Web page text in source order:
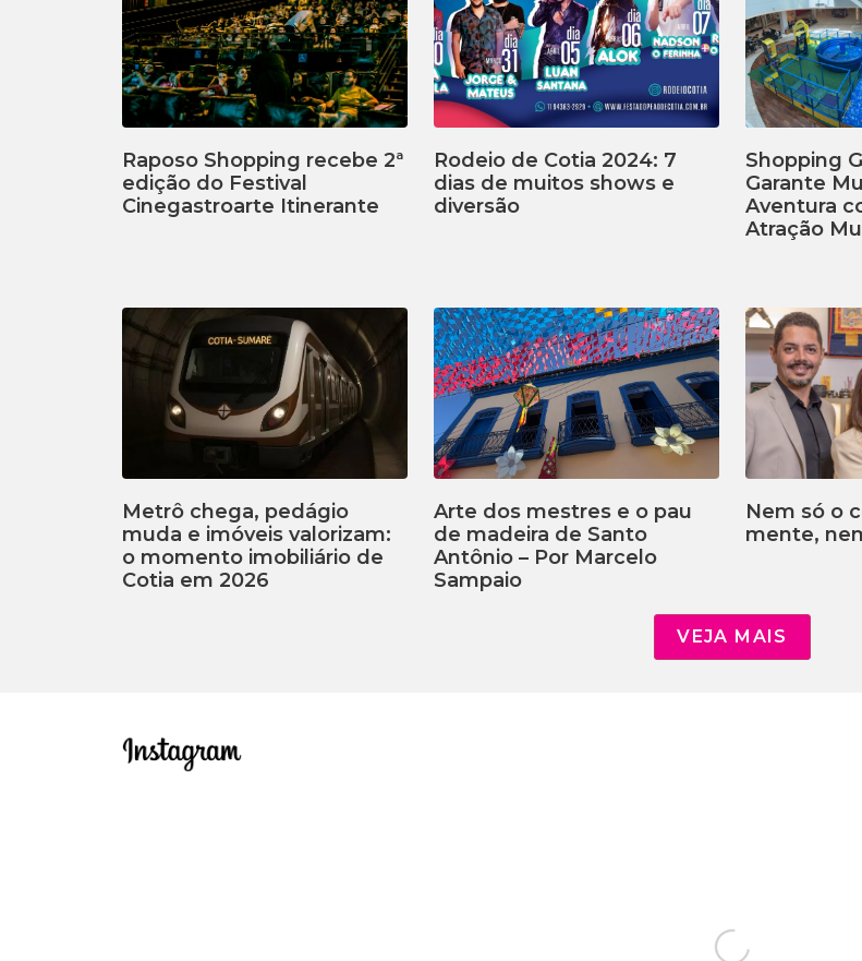
Raposo Shopping recebe 2ª
edição do Festival
Cinegastroarte Itinerante
Rodeio de Cotia 2024: 7
dias de muitos shows e
diversão
Shopping
Garante
Aventura
Atração
Metrô chega, pedágio
muda e imóveis valorizam:
o momento imobiliário de
Cotia em 2026
Arte dos mestres e o pau
de madeira de Santo
Antônio – Por Marcelo
Sampaio
Nem só o
mente,
VEJA MAIS